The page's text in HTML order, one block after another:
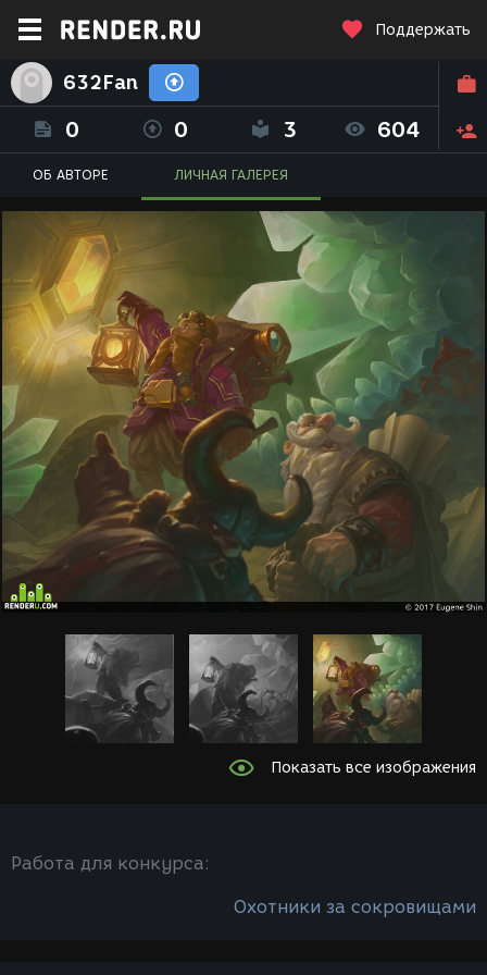
Поддержать
632Fan
0 0 3 604
ОБ АВТОРЕ ЛИЧНАЯ ГАЛЕРЕЯ
Показать все изображения
Работа для конкурса:
Охотники за сокровищами